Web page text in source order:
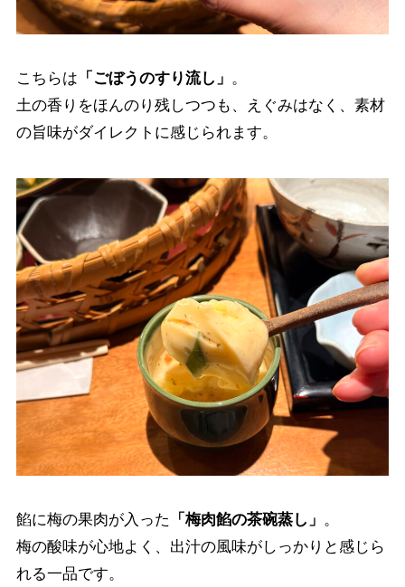
こちらは 「ごぼうのすり流し」 。
土の香りをほんのり残しつつも、えぐみはなく、素材
の旨味がダイレクトに感じられます。
餡に梅の果肉が入った 「梅肉餡の茶碗蒸し」 。
梅の酸味が心地よく、出汁の風味がしっかりと感じら
れる一品です。